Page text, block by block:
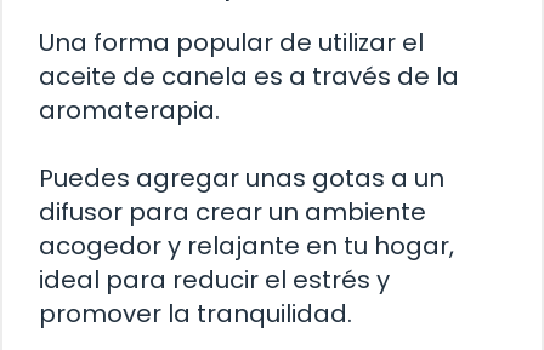
Una forma popular de utilizar el
aceite de canela es a través de la
aromaterapia.
Puedes agregar unas gotas a un
difusor para crear un ambiente
acogedor y relajante en tu hogar,
ideal para reducir el estrés y
promover la tranquilidad.